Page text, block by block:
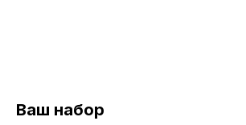
Ваш набор